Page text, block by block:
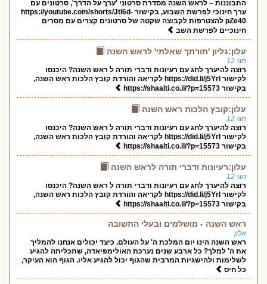
התבוננות – לראש השנה מסדרת סרטוני 'ערך על הדרך', סרטונים עם
ערך חינוכי לפרשת השבוע, בקישור https://youtube.com/shorts/JtI6d-
pZe40 להצטרפות לקבוצה שקטה של סרטונים קצרים עם מסרים
חינוכיים לפרשת השב
עלון:גליון 'תורתך שאלתי' לראש השנה
חגי 12
רוצה להיערך לחג עם רעיונות ודברי תורה ל ראש השנה? היכנסו
לקישור https://did.li/j5Yrl לקריאה והורדת קובץ הלכות ראש השנה,
בקישור https://shaalti.co.il/?p=15573
עלון:קובץ הלכות ראש השנה
חגי 12
רוצה להיערך לחג עם רעיונות ודברי תורה ל ראש השנה? היכנסו
לקישור https://did.li/j5Yrl לקריאה והורדת קובץ הלכות ראש השנה,
בקישור https://shaalti.co.il/?p=15573
עלון:רעיונות ודברי תורה לראש השנה
חגי 12
רוצה להיערך לחג עם רעיונות ודברי תורה ל ראש השנה? היכנסו
לקישור https://did.li/j5Yrl לקריאה והורדת קובץ הלכות ראש השנה,
בקישור https://shaalti.co.il/?p=15573
ראש השנה - מושלמים ובעלי התשובה
אלון
ראש השנה הינו יום המלכת ה' על העולם. כיצד יכולים אנחנו להמליך
את ה' למלך? כל ארבע שנים נערכת האולימפיאדה, שתכליתה להגיע
לשלימות ולהישגיות המרבית שהגוף יכול להגיע אליו. הגוף הוא העיקר,
כל חיס